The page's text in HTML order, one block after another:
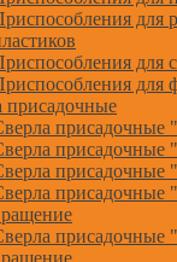
для
для
для
присадочные
присадочные
присадочные
присадочные
присадочные
присадочные